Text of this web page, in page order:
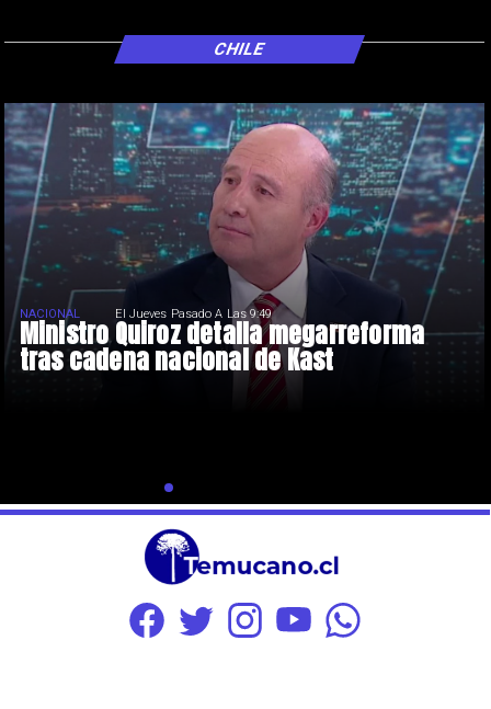
Ministro Quiroz detalla megarreforma
tras cadena nacional de Kast
NACIONAL El Jueves Pasado A Las 9:49
CHILE